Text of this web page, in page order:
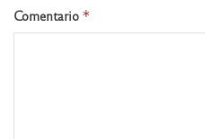
Comentario *